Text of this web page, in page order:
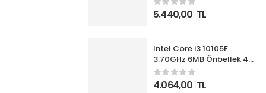
İşlemci Box UHD630 VGA
(Fanlı)
5.440,00 TL
Intel Core i3 10105F
3.70GHz 6MB Önbellek 4
Çekirdek 1200 14nm Box
İşlemci NOVGA (Fanlı)
4.064,00 TL